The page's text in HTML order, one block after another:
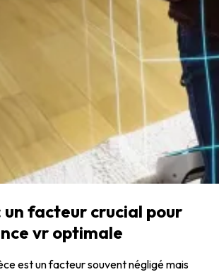
un facteur crucial pour
vr optimale
est un facteur souvent négligé mais